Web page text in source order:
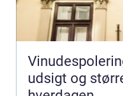
Vinudespolering
udsigt og